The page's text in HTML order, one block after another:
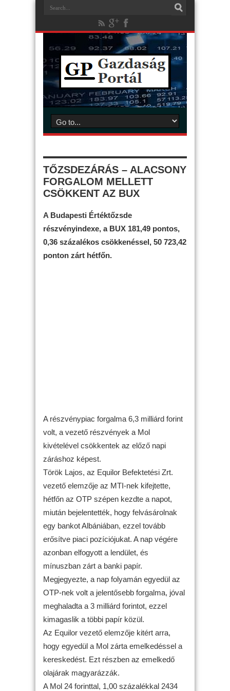
TŐZSDEZÁRÁS – ALACSONY
FORGALOM MELLETT
CSÖKKENT AZ BUX
A Budapesti Értéktőzsde
részvényindexe, a BUX 181,49 pontos,
0,36 százalékos csökkenéssel, 50 723,42
ponton zárt hétfőn.
A részvénypiac forgalma 6,3 milliárd forint
volt, a vezető részvények a Mol
kivételével csökkentek az előző napi
záráshoz képest.
Török Lajos, az Equilor Befektetési Zrt.
vezető elemzője az MTI-nek kifejtette,
hétfőn az OTP szépen kezdte a napot,
miután bejelentették, hogy felvásárolnak
egy bankot Albániában, ezzel tovább
erősítve piaci pozíciójukat. A nap végére
azonban elfogyott a lendület, és
mínuszban zárt a banki papír.
Megjegyezte, a nap folyamán egyedül az
OTP-nek volt a jelentősebb forgalma, jóval
meghaladta a 3 milliárd forintot, ezzel
kimagaslik a többi papír közül.
Az Equilor vezető elemzője kitért arra,
hogy egyedül a Mol zárta emelkedéssel a
kereskedést. Ezt részben az emelkedő
olajárak magyarázzák.
A Mol 24 forinttal, 1,00 százalékkal 2434